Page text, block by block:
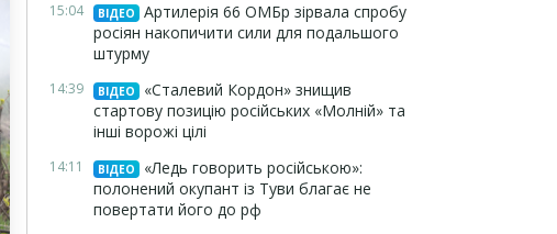
15:04 ВІДЕО
Артилерія 66 ОМБр зірвала спробу
росіян накопичити сили для подальшого
штурму
14:39 ВІДЕО
«Сталевий Кордон» знищив
стартову позицію російських «Молній» та
інші ворожі цілі
14:11 ВІДЕО
«Ледь говорить російською»:
полонений окупант із Туви благає не
повертати його до рф